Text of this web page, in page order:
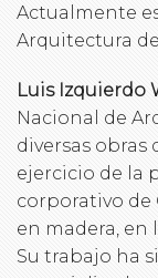
Actualmente
Arquitectura
Luis Izquierdo
Nacional de
diversas obras
ejercicio de la
corporativo de
en madera, en
Su trabajo ha